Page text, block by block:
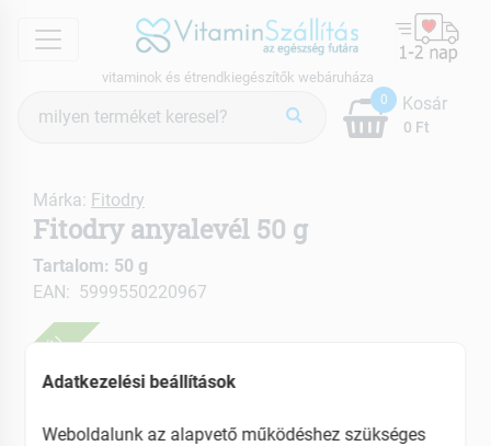
menu
vitaminok és étrendkiegészítők webáruháza
keresés
0
0 Ft
Kosár
ÚJ
Márka: Fitodry
Fitodry anyalevél 50 g
Tartalom: 50 g
EAN: 5999550220967
Adatkezelési beállítások
Weboldalunk az alapvető működéshez szükséges